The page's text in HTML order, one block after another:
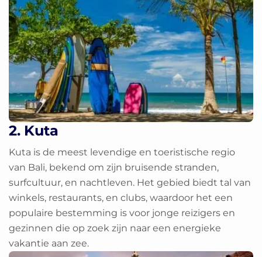
2. Kuta
Kuta is de meest levendige en toeristische regio
van Bali, bekend om zijn bruisende stranden,
surfcultuur, en nachtleven. Het gebied biedt tal van
winkels, restaurants, en clubs, waardoor het een
populaire bestemming is voor jonge reizigers en
gezinnen die op zoek zijn naar een energieke
vakantie aan zee.